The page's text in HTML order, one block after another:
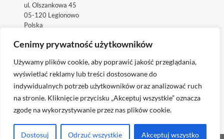
Cenimy prywatność użytkowników
Używamy plików cookie, aby poprawić jakość przeglądania,
wyświetlać reklamy lub treści dostosowane do
indywidualnych potrzeb użytkowników oraz analizować ruch
na stronie. Kliknięcie przycisku „Akceptuj wszystkie” oznacza
zgodę na wykorzystywanie przez nas plików cookie.
Dostosuj Odrzuć wszystkie Akceptuj wszystko
ul. Olszankowa 45
05-120 Legionowo
Polska
Odwiedź międzynarodowe strony internetowe: